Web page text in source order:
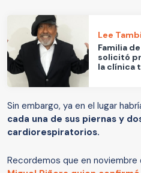
Lee
Familia
solicitó
la clínica
Sin embargo, ya en el lugar
cada una de sus piernas y
cardiorespiratorios.
Recordemos que en noviembre